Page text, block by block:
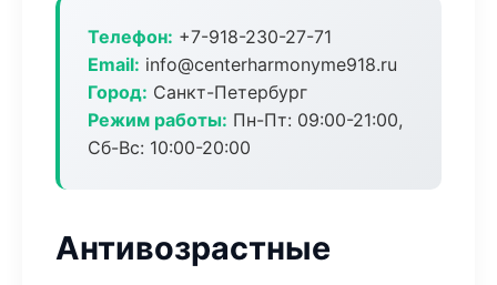
Телефон: +7-918-230-27-71
Email: info@centerharmonyme918.ru
Город: Санкт-Петербург
Режим работы: Пн-Пт: 09:00-21:00,
Сб-Вс: 10:00-20:00
Антивозрастные